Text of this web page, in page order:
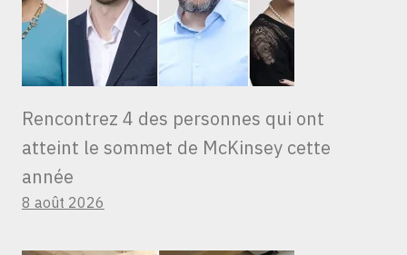
Rencontrez 4 des personnes qui ont
atteint le sommet de McKinsey cette
année
8 août 2026